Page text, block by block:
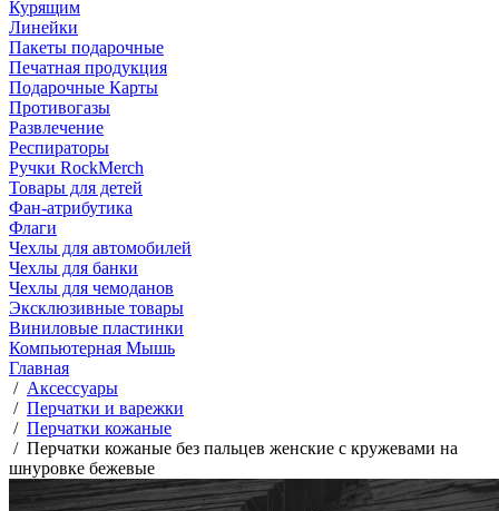
Курящим
Линейки
Пакеты подарочные
Печатная продукция
Подарочные Карты
Противогазы
Развлечение
Респираторы
Ручки RockMerch
Товары для детей
Фан-атрибутика
Флаги
Чехлы для автомобилей
Чехлы для банки
Чехлы для чемоданов
Эксклюзивные товары
Виниловые пластинки
Компьютерная Мышь
Главная
/ Аксессуары
/ Перчатки и варежки
/ Перчатки кожаные
/ Перчатки кожаные без пальцев женские с кружевами на
шнуровке бежевые